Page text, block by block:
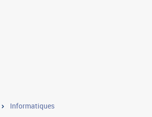
Informatiques